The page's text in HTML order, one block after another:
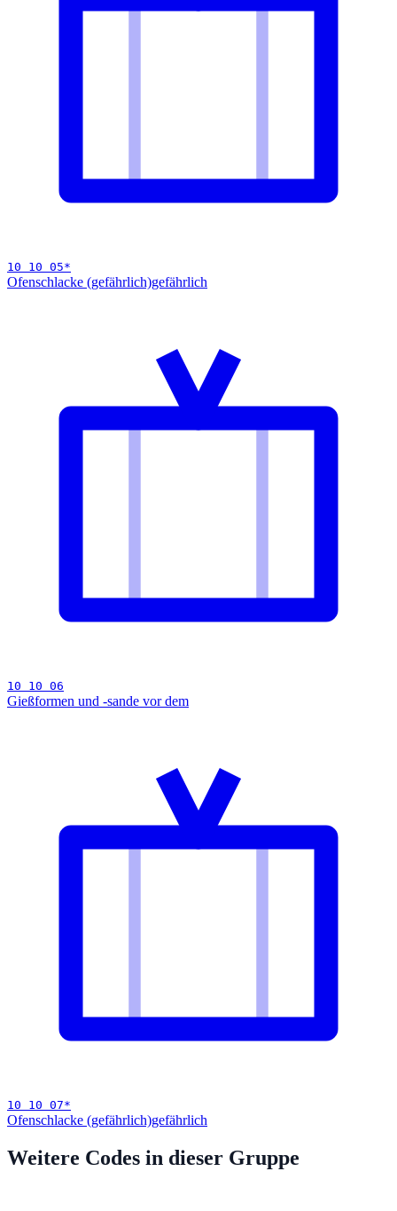
10 10 05*
Ofenschlacke (gefährlich)gefährlich
10 10 06
Gießformen und -sande vor dem
10 10 07*
Ofenschlacke (gefährlich)gefährlich
Weitere Codes in dieser Gruppe